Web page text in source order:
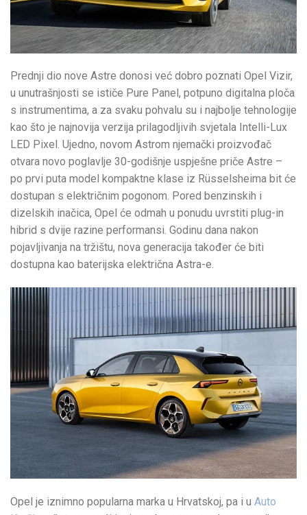
Prednji dio nove Astre donosi već dobro poznati Opel Vizir,
u unutrašnjosti se ističe Pure Panel, potpuno digitalna ploča
s instrumentima, a za svaku pohvalu su i najbolje tehnologije
kao što je najnovija verzija prilagodljivih svjetala Intelli-Lux
LED Pixel. Ujedno, novom Astrom njemački proizvođač
otvara novo poglavlje 30-godišnje uspješne priče Astre –
po prvi puta model kompaktne klase iz Rüsselsheima bit će
dostupan s električnim pogonom. Pored benzinskih i
dizelskih inačica, Opel će odmah u ponudu uvrstiti plug-in
hibrid s dvije razine performansi. Godinu dana nakon
pojavljivanja na tržištu, nova generacija također će biti
dostupna kao baterijska električna Astra-e.
Opel je iznimno popularna marka u Hrvatskoj, pa i u Auto